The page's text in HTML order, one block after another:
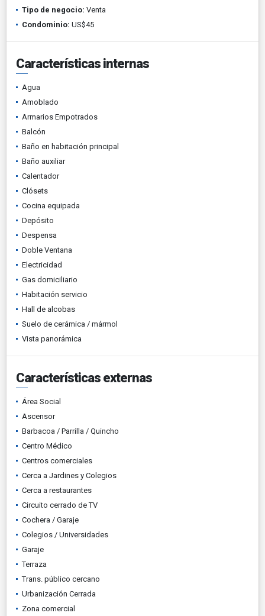
Tipo de negocio: Venta
Condominio: US$45
Características internas
Agua
Amoblado
Armarios Empotrados
Balcón
Baño en habitación principal
Baño auxiliar
Calentador
Clósets
Cocina equipada
Depósito
Despensa
Doble Ventana
Electricidad
Gas domiciliario
Habitación servicio
Hall de alcobas
Suelo de cerámica / mármol
Vista panorámica
Características externas
Área Social
Ascensor
Barbacoa / Parrilla / Quincho
Centro Médico
Centros comerciales
Cerca a Jardines y Colegios
Cerca a restaurantes
Circuito cerrado de TV
Cochera / Garaje
Colegios / Universidades
Garaje
Terraza
Trans. público cercano
Urbanización Cerrada
Zona comercial